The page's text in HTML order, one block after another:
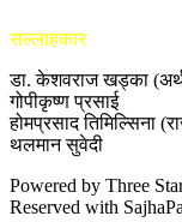
सल्लाहकार
डा. केशवराज खड्का
गोपीकृष्ण प्रसाई
होमप्रसाद तिमिल्सिना
थलमान सुवेदी
Powered by Three
Reserved with